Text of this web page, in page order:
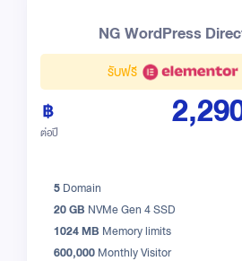
NG WordPress
รับฟรี
ต่อปี
5 Domain
20 GB NVMe Gen 4 SSD
1024 MB Memory limits
600,000 Monthly Visitor